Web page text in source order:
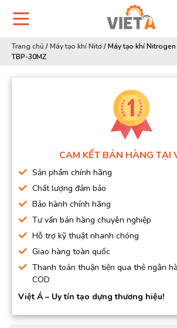
Trang chủ /Máy tạo khí Nitơ/Máy tạo khí
TBP-30MZ
CAM KẾT BÁN HÀNG TẠI
Sản phẩm chính hãng
Chất lượng đảm bảo
Bảo hành chính hãng
Tư vấn bán hàng chuyên nghiệp
Hỗ trợ kỹ thuật nhanh chóng
Giao hàng toàn quốc
Thanh toán thuận tiện qua thẻ ngân
COD
Việt Á – Uy tín tạo dựng thương hiệu!